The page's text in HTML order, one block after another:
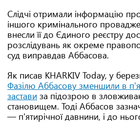
Слідчі отримали інформацію
іншого кримінального
внесли її до Єдиного реєстру
розслідувань як окреме
суд виправдав Аббасова.
Як писав KHARKIV Today, у
Фазілю Аббасову зменшили в
застави за підозрою в
становищем. Тоді Аббасов
— п'ятирічної давнини, і до